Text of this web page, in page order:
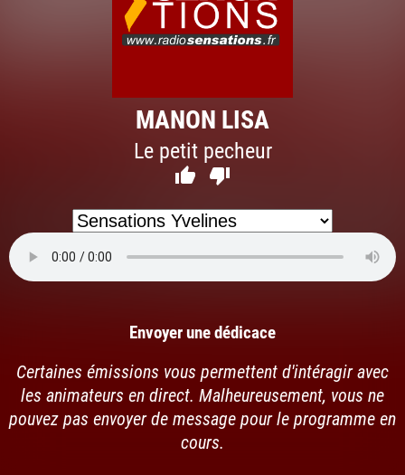
MANON LISA
Le petit pecheur
 
Envoyer une dédicace
Certaines émissions vous permettent d'intéragir avec
les animateurs en direct. Malheureusement, vous ne
pouvez pas envoyer de message pour le programme en
cours.